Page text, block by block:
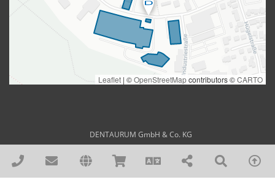
DENTAURUM GmbH & Co. KG